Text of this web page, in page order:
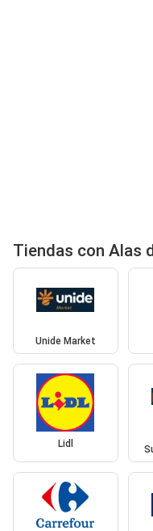
Tiendas con Alas
Unide Market
Lidl